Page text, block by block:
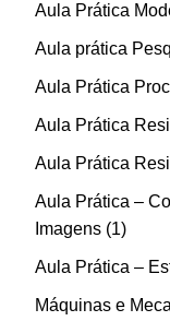
Aula Prática
Aula prática
Aula Prática
Aula Prática
Aula Prática
Aula Prática –
Imagens 1
Aula Prática –
Máquinas e